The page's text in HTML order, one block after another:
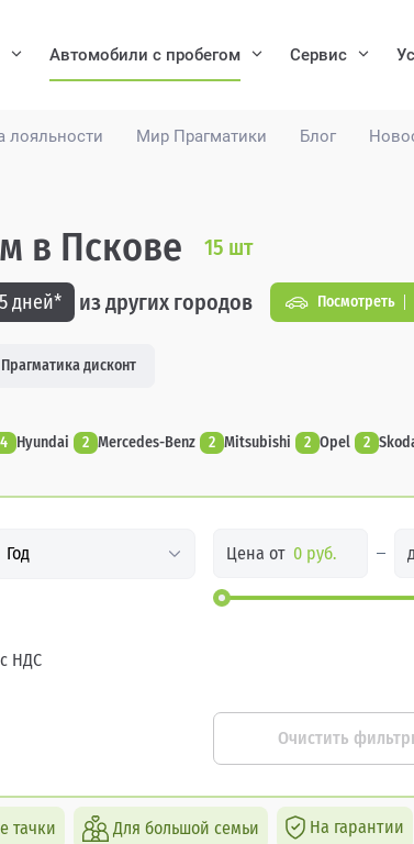
лояльности Мир Прагматики Блог
Автомобили с пробегом Сервис
в Пскове 15 шт
дней* из других городов Посмотреть
Прагматика дисконт
4 Hyundai 2 Mercedes-Benz 2 Mitsubishi 2 Opel 2
Год Цена от
НДС
Очистить
тачки Для большой семьи На гарантии